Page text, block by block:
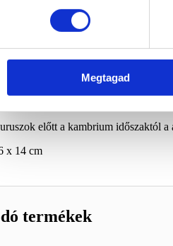
Megtagad
kőzetben Marokkóból.
előtt a kambrium időszaktól
x 14 cm
termékek